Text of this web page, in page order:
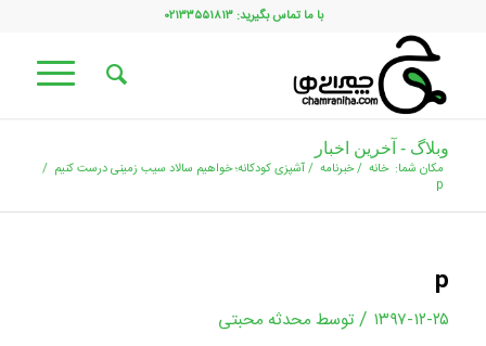
با ما تماس بگیرید: ۰۲۱۳۳۵۵۱۸۱۳
وبلاگ - آخرین اخبار
مکان شما: خانه /خبرنامه /آشپزی کودکانه؛ خواهیم سالاد سیب زمینی درست کنیم /
p
p
۱۳۹۷-۱۲-۲۵ / توسط محدثه محبتی